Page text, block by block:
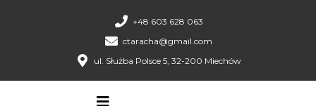
+48 603 628 063
ctaracha@gmail.com
ul. Służba Polsce 5, 32-200 Miechów